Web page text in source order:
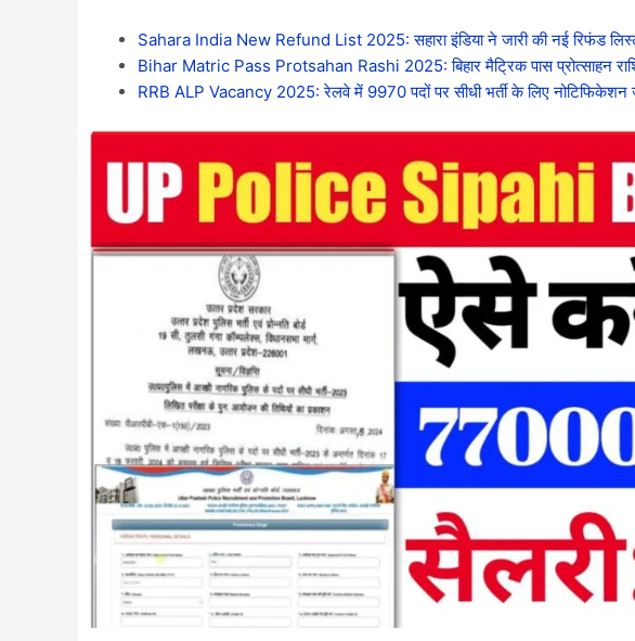
Sahara India New Refund List 2025: सहारा इंडिया ने जारी की नई रिफंड
Bihar Matric Pass Protsahan Rashi 2025: बिहार मैट्रिक पास प्रोत्साहन
RRB ALP Vacancy 2025: रेलवे में 9970 पदों पर सीधी भर्ती के लिए नोटिफिकेशन